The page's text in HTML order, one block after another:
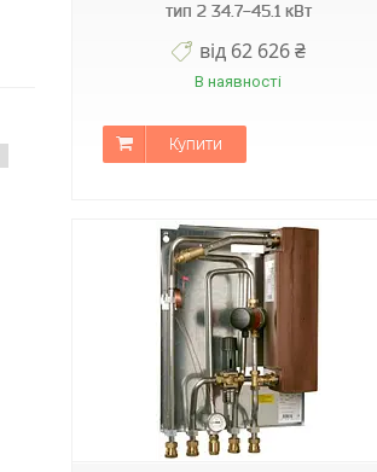
тип 2 34.7-45.1 кВт
від 62 626 ₴
В наявності
Купити